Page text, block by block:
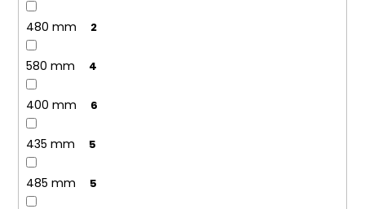
480 mm 2
580 mm 4
400 mm 6
435 mm 5
485 mm 5